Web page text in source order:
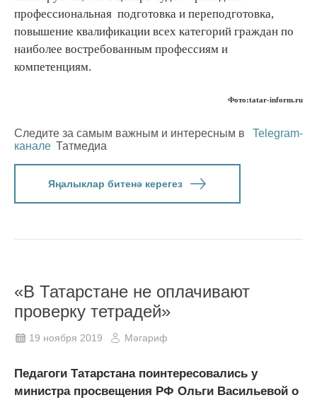
профессиональная подготовка и переподготовка,
повышение квалификации всех категорий граждан по
наиболее востребованным профессиям и
компетенциям.
Фото:tatar-inform.ru
Следите за самым важным и интересным в
Telegram-
канале Татмедиа
Яңалыклар битенә керегез
«В Татарстане не оплачивают
проверку тетрадей»
19 ноября 2019 Мәгариф
Педагоги Татарстана поинтересовались у
министра просвещения РФ Ольги Васильевой о